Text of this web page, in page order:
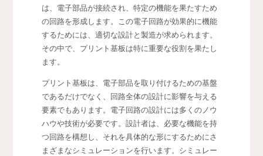
は、電子部品が接続され、特定の機能を果たすため
の回路を形成します。この電子回路が効果的に機能
するためには、適切な設計と製造が求められます。
その中で、プリント基板は特に重要な役割を果たし
ます。
プリント基板は、電子部品を取り付けるための基盤
であるだけでなく、回路全体の設計に影響を与える
要素でもあります。電子回路の設計には多くのノウ
ハウや技術が必要です。設計者は、必要な機能を持
つ回路を構想し、それを具体的な形にするためにさ
まざまなシミュレーションを行います。シミュレー